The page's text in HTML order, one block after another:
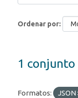
Ordenar por
1
Formatos: JSON